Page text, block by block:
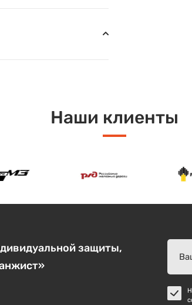
Наши клиенты
защиты,